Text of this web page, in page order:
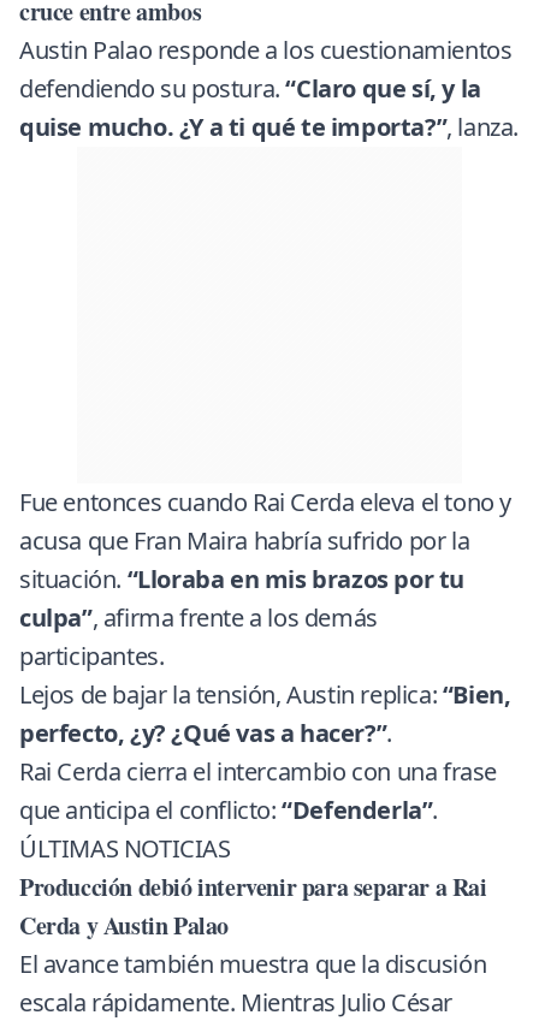
cruce entre ambos
Austin Palao responde a los cuestionamientos
defendiendo su postura.“Claro que sí, y la
quise mucho. ¿Y a ti qué te importa?”, lanza.
Fue entonces cuando Rai Cerda eleva el tono y
acusa que Fran Maira habría sufrido por la
situación. “Lloraba en mis brazos por tu
culpa”, afirma frente a los demás
participantes.
Lejos de bajar la tensión, Austin replica:“Bien,
perfecto, ¿y? ¿Qué vas a hacer?”.
Rai Cerda cierra el intercambio con una frase
que anticipa el conflicto:“Defenderla”.
ÚLTIMAS NOTICIAS
Producción debió intervenir para separar a Rai
Cerda y Austin Palao
El avance también muestra que la discusión
escala rápidamente. Mientras Julio César